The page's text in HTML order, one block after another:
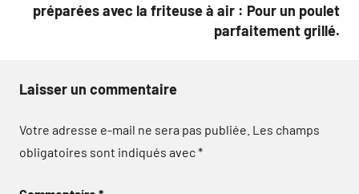
préparées avec la friteuse à air : Pour un poulet
parfaitement grillé.
Laisser un commentaire
Votre adresse e-mail ne sera pas publiée. Les champs
obligatoires sont indiqués avec*